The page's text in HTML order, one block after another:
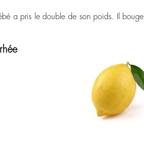
a pris le double de son poids. Il